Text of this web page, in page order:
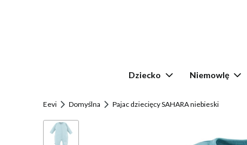
Dziecko Niemowlę
Eevi Domyślna Pajac dziecięcy SAHARA niebieski